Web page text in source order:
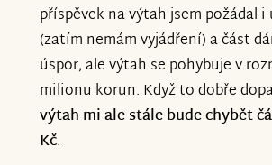
příspěvek na výtah jsem požádal i
(zatím nemám vyjádření) a část
úspor, ale výtah se pohybuje v
milionu korun. Když to dobře
výtah mi ale stále bude chybět
Kč.